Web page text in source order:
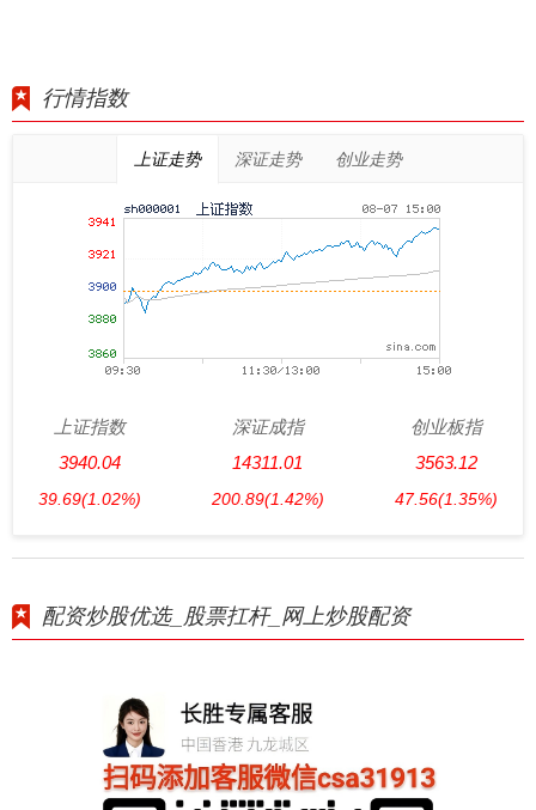
行情指数
上证走势 深证走势 创业走势
上证指数
3940.04
39.69(1.02%)
深证成指
14311.01
200.89(1.42%)
创业板指
3563.12
47.56(1.35%)
配资炒股优选_股票扛杆_网上炒股配资